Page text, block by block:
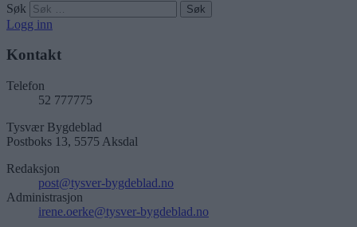
Søk
Logg inn
Kontakt
Telefon
52 777775
Tysvær Bygdeblad
Postboks 13, 5575 Aksdal
Redaksjon
post@tysver-bygdeblad.no
Administrasjon
irene.oerke@tysver-bygdeblad.no